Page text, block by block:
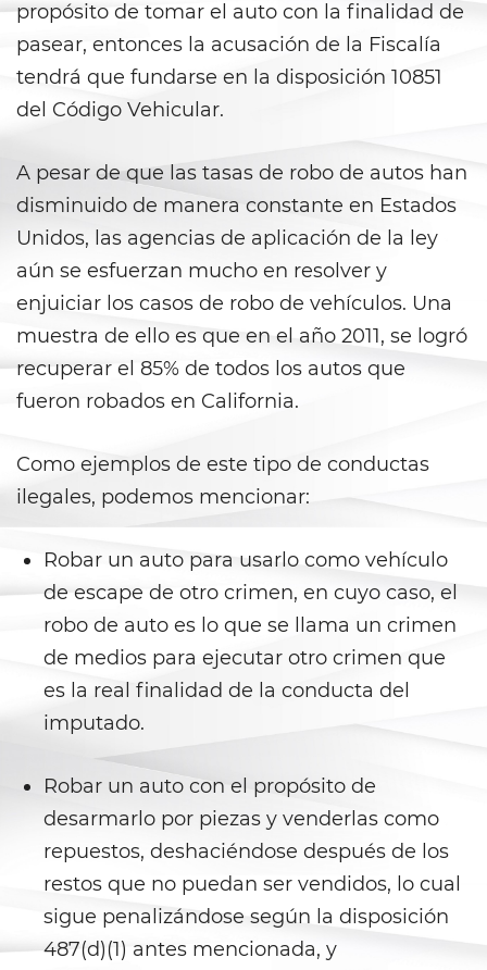
Asistencia Pública
Fraude al Sistema de Salud
Fraude De Juego
Fraude de Seguro de Auto
Fraude de Tarjeta de Crédito
Fraude Del Seguro De
Desempleo
Fraude Inmobiliario
Práctica No Autorizada de la
Medicina
Delitos de Hurto
Hurto Mayor
Hurto Mayor de Auto
Hurto Menor
Robo de Caja Fuerte
Robo 459 PC
Robo en Tiendas
propósito de tomar el auto con la finalidad de
pasear, entonces la acusación de la Fiscalía
tendrá que fundarse en la disposición 10851
del Código Vehicular.
A pesar de que las tasas de robo de autos han
disminuido de manera constante en Estados
Unidos, las agencias de aplicación de la ley
aún se esfuerzan mucho en resolver y
enjuiciar los casos de robo de vehículos. Una
muestra de ello es que en el año 2011, se logró
recuperar el 85% de todos los autos que
fueron robados en California.
Como ejemplos de este tipo de conductas
ilegales, podemos mencionar:
Robar un auto para usarlo como vehículo
de escape de otro crimen, en cuyo caso, el
robo de auto es lo que se llama un crimen
de medios para ejecutar otro crimen que
es la real finalidad de la conducta del
imputado.
Robar un auto con el propósito de
desarmarlo por piezas y venderlas como
repuestos, deshaciéndose después de los
restos que no puedan ser vendidos, lo cual
sigue penalizándose según la disposición
487(d)(1) antes mencionada, y